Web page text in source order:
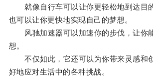
就像自行车可以让你更轻松地到达目
也可以让你更快地实现自己的梦想。
风驰加速器可以加速你的步伐，让你
想。
不仅如此，它还可以为你带来灵感和
好地应对生活中的各种挑战。